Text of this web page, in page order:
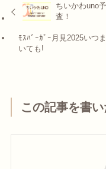
ちいかわuno
査！
ﾓｽﾊﾞｰｶﾞｰ月見2025いつ
いても!
この記事を書い